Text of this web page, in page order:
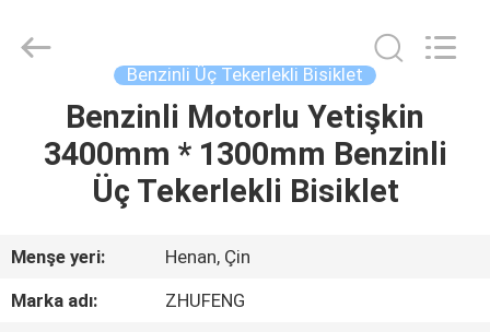
ÜRÜN:%
HAKKIMIZDA
Tricycle
Motorcycle
Benzinli Üç Tekerlekli Bisiklet
Benzinli Motorlu Yetişkin
3400mm * 1300mm Benzinli
Üç Tekerlekli Bisiklet
Menşe yeri:
Henan, Çin
Marka adı:
ZHUFENG